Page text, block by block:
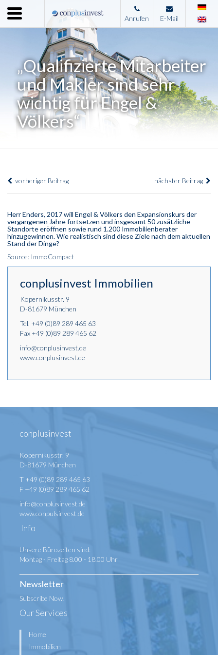
Menu
Home
Unternehmen
Leistungen
Immobilienangebote
News
Presse
Anrufen E-Mail
„Qualifizierte Mitarbeiter
und Makler sind sehr
wichtig für Engel &
Völkers“
vorheriger Beitrag nächster Beitrag
Herr Enders, 2017 will Engel & Völkers den Expansionskurs der
vergangenen Jahre fortsetzen und insgesamt 50 zusätzliche
Standorte eröffnen sowie rund 1.200 Immobilienberater
hinzugewinnen. Wie realistisch sind diese Ziele nach dem aktuellen
Stand der Dinge?
Source: ImmoCompact
conplusinvest Immobilien
Kopernikusstr. 9
D-81679 München
Tel. +49 (0)89 289 465 63
Fax +49 (0)89 289 465 62
info@conplusinvest.de
www.conplusinvest.de
conplusinvest
Kopernikusstr. 9
D-81679 München
T +49 (0)89 289 465 63
F +49 (0)89 289 465 62
info@conplusinvest.de
www.conpulsinvest.de
Info
Unsere Bürozeiten sind:
Montag - Freitag 8.00 - 18.00 Uhr
Newsletter
Subscribe Now!
Our Services
Home
Immobilien